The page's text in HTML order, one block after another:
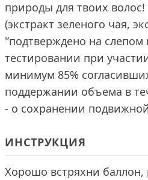
природы для твоих волос!
(экстракт зеленого чая,
'’подтверждено на
тестировании при
минимум 85%
поддержании объема в
- о сохранении
ИНСТРУКЦИЯ
Хорошо встряхни баллон,